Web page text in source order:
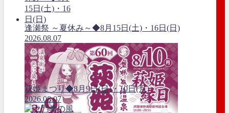
逢瀬祭 ～夏休み～◆8月15日(土)・16日(日)
2026.08.07
萩姫まつり◆8月9日(日)・10日(月)
2026.08.07